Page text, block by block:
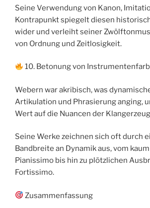
Seine Verwendung von Kanon,
Kontrapunkt spiegelt diesen
wider und verleiht seiner
von Ordnung und Zeitlosigkeit.
10. Betonung von
Webern war akribisch, was
Artikulation und Phrasierung anging,
Wert auf die Nuancen der
Seine Werke zeichnen sich oft durch
Bandbreite an Dynamik aus, vom
Pianissimo bis hin zu plötzlichen
Fortissimo.
Zusammenfassung